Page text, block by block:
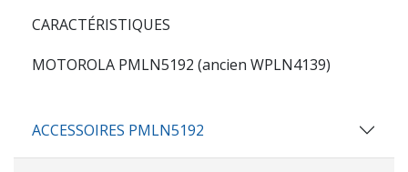
CARACTÉRISTIQUES
MOTOROLA PMLN5192 (ancien WPLN4139)
ACCESSOIRES PMLN5192